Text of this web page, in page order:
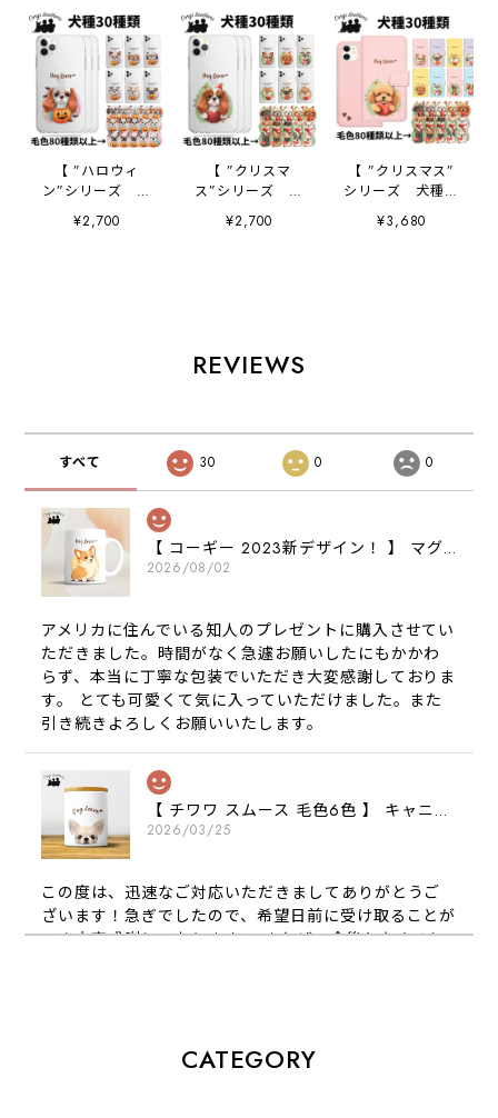
【 ”ハロウィ
ン”シリーズ 犬
種選べる スマホケ
ース 】 犬 うち
¥2,700
【 ”クリスマ
ス”シリーズ 犬
種選べる スマホケ
ース 】 犬 うち
¥2,700
【 ”クリスマス”
シリーズ 犬種選
べる 手帳型 スマ
ホケース 】 犬
¥3,680
REVIEWS
すべて 30 0 0
【 コーギー 2023新デザイン！ 】 マグカップ お家用 プレゼント 犬 うちの子 犬グッズ ギフト
2026/08/02
アメリカに住んでいる知人のプレゼントに購入させてい
ただきました。時間がなく急遽お願いしたにもかかわ
らず、本当に丁寧な包装でいただき大変感謝しておりま
す。 とても可愛くて気に入っていただけました。また
引き続きよろしくお願いいたします。
【 チワワ スムース 毛色6色 】 キャニスター 保存容器 お家用 プレゼント 犬 ペット うちの子 犬グッズ
2026/03/25
この度は、迅速なご対応いただきましてありがとうご
ざいます！急ぎでしたので、希望日前に受け取ることが
でき大変感謝しております！ またぜひ今後ともよろし
2026/01/16
CATEGORY